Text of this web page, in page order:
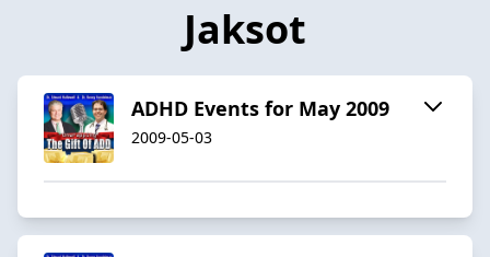
Jaksot
ADHD Events for May 2009
2009-05-03